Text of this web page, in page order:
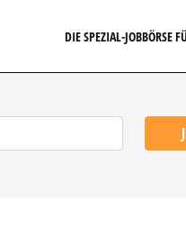
DIE SPEZIAL-JOBBÖRSE